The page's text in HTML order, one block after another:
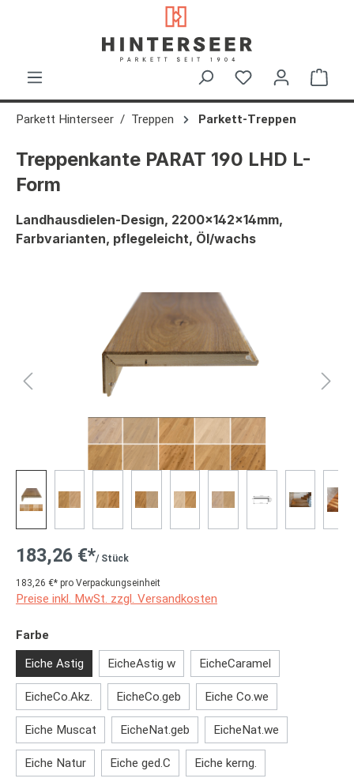
Parkett Hinterseer Treppen Parkett-Treppen
Treppenkante PARAT 190 LHD L-
Form
Landhausdielen-Design, 2200x142x14mm,
Farbvarianten, pflegeleicht, Öl/wachs
Bildergalerie überspringen
183,26 €*/ Stück
183,26 €* pro Verpackungseinheit
Preise inkl. MwSt. zzgl. Versandkosten
Farbe
Eiche Astig EicheAstig w EicheCaramel
EicheCo.Akz. EicheCo.geb Eiche Co.we
Eiche Muscat EicheNat.geb EicheNat.we
Eiche Natur Eiche ged.C Eiche kerng.